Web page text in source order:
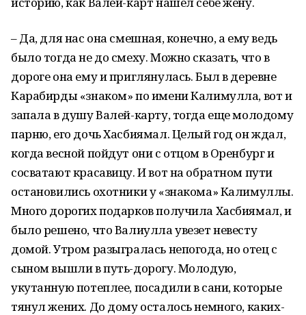
– Да, для нас она смешная, конечно, а ему ведь
было тогда не до смеху. Можно сказать, что в
дороге она ему и приглянулась. Был в деревне
Карабирды «знаком» по имени Калимулла, вот и
запала в душу Валей-карту, тогда еще молодому
парню, его дочь Хасбиямал. Целый год он ждал,
когда весной пойдут они с отцом в Оренбург и
сосватают красавицу. И вот на обратном пути
остановились охотники у «знакома» Калимуллы.
Много дорогих подарков получила Хасбиямал, и
было решено, что Валиулла увезет невесту
домой. Утром разыгралась непогода, но отец с
сыном вышли в путь-дорогу. Молодую,
укутанную потеплее, посадили в сани, которые
тянул жених. До дому осталось немного, каких-